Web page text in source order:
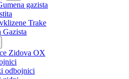
gazista
Trake
Zidova OX
odbojnici